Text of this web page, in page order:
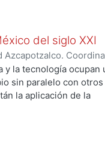
del siglo XXI
HILDA IRENE
y la tecnología ocupan
sin paralelo con otros
la aplicación de la